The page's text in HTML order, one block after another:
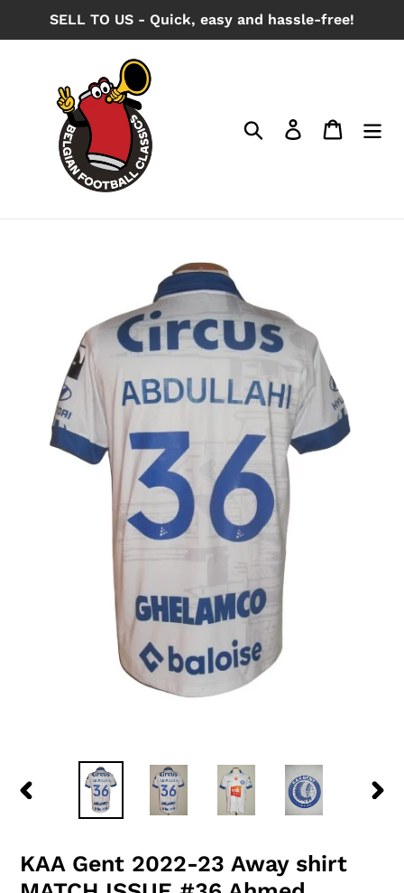
SELL TO US - Quick, easy and hassle-free!
Search Log in Cart
KAA Gent 2022-23 Away shirt